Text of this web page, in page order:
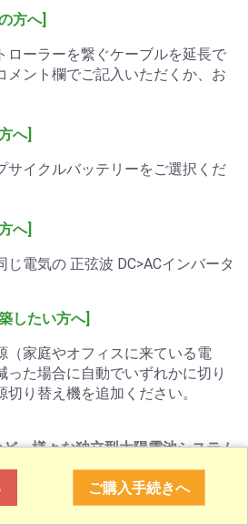
方へ]
ローラーを繋ぐケーブルを延長で
メント欄でご記入いただくか、お
へ]
サイクルバッテリーをご選択くだ
へ]
電気の 正弦波 DC>ACインバータ
したい方へ]
（家庭やオフィスに来ている電
った場合に自動でいずれかに切り
り替え機を追加ください。
、様々な独立型太陽電池システム
テリー充電、山小屋、趣味のソー
ご購入手続きへ